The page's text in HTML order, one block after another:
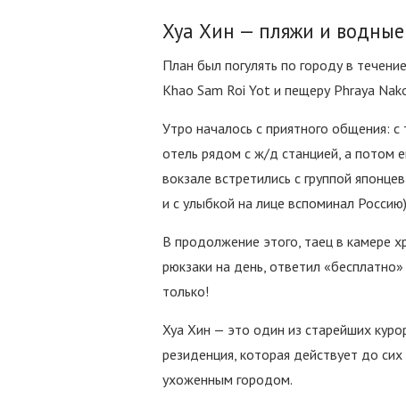
Хуа Хин — пляжи и водные
План был погулять по городу в
Khao Sam Roi Yot и пещеру Phraya
Утро началось с приятного общения:
отель рядом с ж/д станцией, а потом
вокзале встретились с группой
и с улыбкой на лице вспоминал
В продолжение этого, таец в камере
рюкзаки на день, ответил
только!
Хуа Хин — это один из старейших
резиденция, которая действует до
ухоженным городом.